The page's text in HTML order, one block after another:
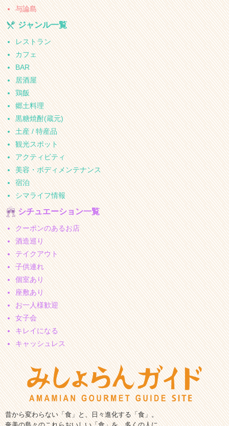
与論島
ジャンル一覧
レストラン
カフェ
BAR
居酒屋
鶏飯
郷土料理
黒糖焼酎(蔵元)
土産 / 特産品
観光スポット
アクティビティ
美容・ボディメンテナンス
宿泊
シマライフ情報
シチュエーション一覧
クーポンのあるお店
酒造巡り
テイクアウト
子供連れ
個室あり
座敷あり
お一人様歓迎
女子会
キレイになる
キャッシュレス
昔から変わらない「食」と、日々進化する「食」。